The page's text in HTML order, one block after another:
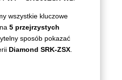
wszystkie kluczowe
5 przejrzystych
sposób pokazać
Diamond SRK‑ZSX.